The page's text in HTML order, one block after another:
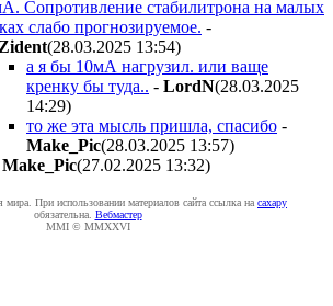
Сопротивление стабилитрона на малых
слабо прогнозируемое. -
(28.03.2025 13:54)
а я бы 10мА нагрузил. или ваще
кренку бы туда.. - LordN(28.03.2025
14:29)
то же эта мысль пришла, спасибо -
Make_Pic(28.03.2025 13:57)
Make_Pic(27.02.2025 13:32)
мира. При использовании материалов сайта ссылка на caxapу
обязательна. Вебмастер
MMI © MMXXVI